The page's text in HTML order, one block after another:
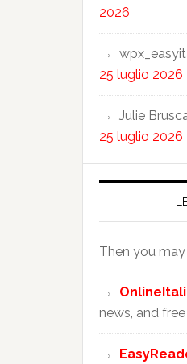
2026
25 luglio 2026
Julie
25 luglio 2026
Then you
news, and